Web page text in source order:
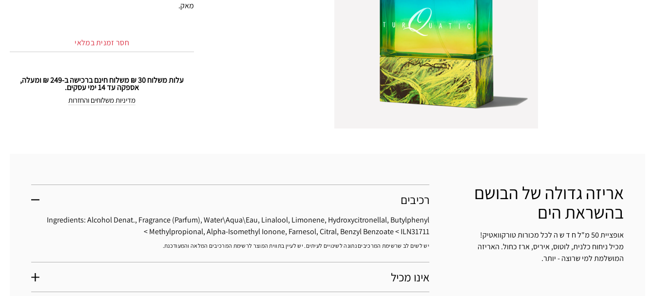
מאק.
חסר זמנית במלאי
עלות משלוח 30 ₪ משלוח חינם ברכישה ב-249 ₪ ומעלה,
אספקה עד 14 ימי עסקים.
מדיניות משלוחים והחזרות
אריזה גדולה של הבושם
בהשראת הים
אופציית 50 מ"ל ח ד ש ה לכל מכורות טורקוואטיק!
מכיל ניחוח כלנית, לוטוס, איריס, ארז כחול. האריזה
המושלמת למי שרוצה - יותר.
רכיבים
Ingredients: Alcohol Denat., Fragrance (Parfum), Water\Aqua\Eau, Linalool, Limonene, Hydroxycitronellal, Butylphenyl
Methylpropional, Alpha-Isomethyl Ionone, Farnesol, Citral, Benzyl Benzoate
ILN31711
יש לשים לב שרשימת המרכיבים נתונה לשינויים לעיתים. יש לעיין בתווית המוצר לרשימת המרכיבים המלאה והמעודכנת.
אינו מכיל